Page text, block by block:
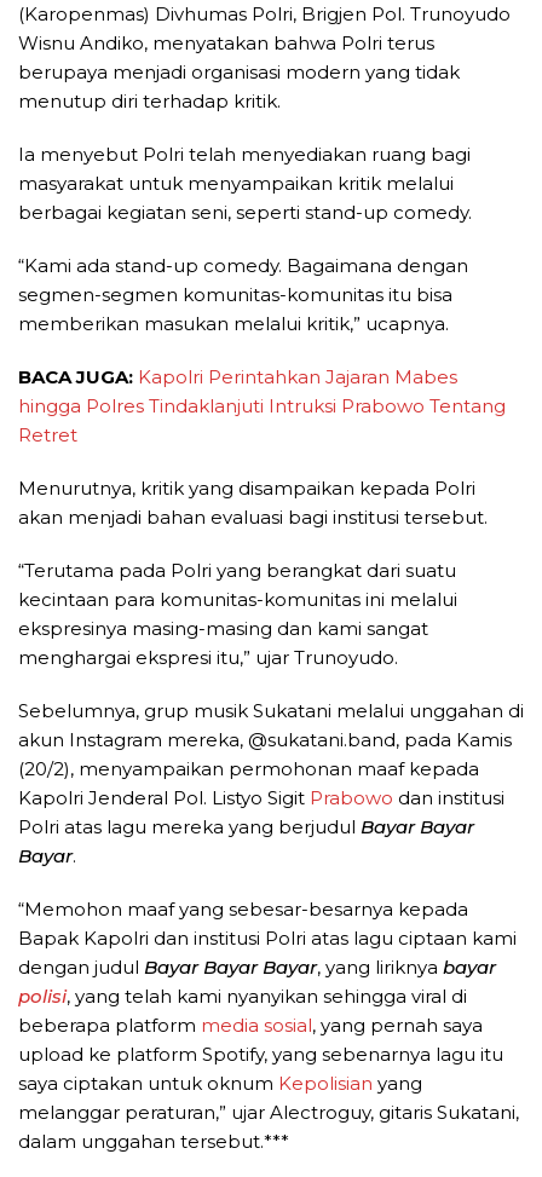
(Karopenmas) Divhumas Polri, Brigjen Pol. Trunoyudo
Wisnu Andiko, menyatakan bahwa Polri terus
berupaya menjadi organisasi modern yang tidak
menutup diri terhadap kritik.
Ia menyebut Polri telah menyediakan ruang bagi
masyarakat untuk menyampaikan kritik melalui
berbagai kegiatan seni, seperti stand-up comedy.
“Kami ada stand-up comedy. Bagaimana dengan
segmen-segmen komunitas-komunitas itu bisa
memberikan masukan melalui kritik,” ucapnya.
BACA JUGA: Kapolri Perintahkan Jajaran Mabes
hingga Polres Tindaklanjuti Intruksi Prabowo Tentang
Retret
Menurutnya, kritik yang disampaikan kepada Polri
akan menjadi bahan evaluasi bagi institusi tersebut.
“Terutama pada Polri yang berangkat dari suatu
kecintaan para komunitas-komunitas ini melalui
ekspresinya masing-masing dan kami sangat
menghargai ekspresi itu,” ujar Trunoyudo.
Sebelumnya, grup musik Sukatani melalui unggahan di
akun Instagram mereka, @sukatani.band, pada Kamis
(20/2), menyampaikan permohonan maaf kepada
Kapolri Jenderal Pol. Listyo Sigit Prabowo dan institusi
Polri atas lagu mereka yang berjudul Bayar Bayar
Bayar.
“Memohon maaf yang sebesar-besarnya kepada
Bapak Kapolri dan institusi Polri atas lagu ciptaan kami
dengan judul Bayar Bayar Bayar, yang liriknya bayar
polisi, yang telah kami nyanyikan sehingga viral di
beberapa platform media sosial, yang pernah saya
upload ke platform Spotify, yang sebenarnya lagu itu
saya ciptakan untuk oknum Kepolisian yang
melanggar peraturan,” ujar Alectroguy, gitaris Sukatani,
dalam unggahan tersebut.***